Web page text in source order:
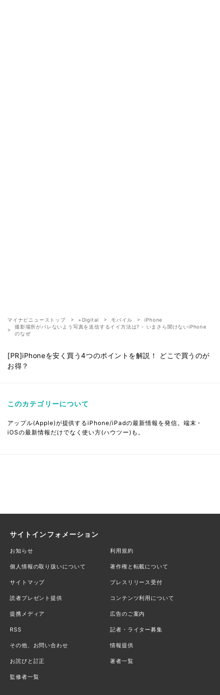
マイナビニューストップ +Digital モバイル
iPhone
撮影場所がバレないよう写真を送信するイイ方法は? - いまさら聞けないiPhone
のなぜ
[PR]iPhoneを安く買う4つのポイントを解説！ どこで買うのが
お得？
このカテゴリーについて
アップル(Apple)が提供するiPhone/iPadの最新情報を発信。端末・
iOSの最新情報だけでなく使い方(ハウツー)も。
サイトインフォメーション
お知らせ 利用規約
個人情報の取り扱いについて 著作権と転載について
サイトマップ プレスリリース受付
読者プレゼント提供 コンテンツ利用について
提携メディア 広告のご案内
RSS 記者・ライター募集
その他、お問い合わせ 情報提供
お詫びと訂正 著者一覧
監修者一覧